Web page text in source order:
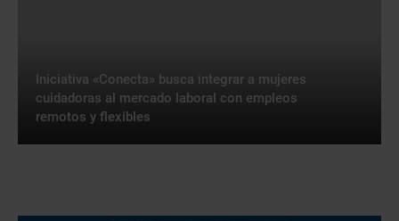
Iniciativa «Conecta» busca integrar a mujeres
cuidadoras al mercado laboral con empleos
remotos y flexibles